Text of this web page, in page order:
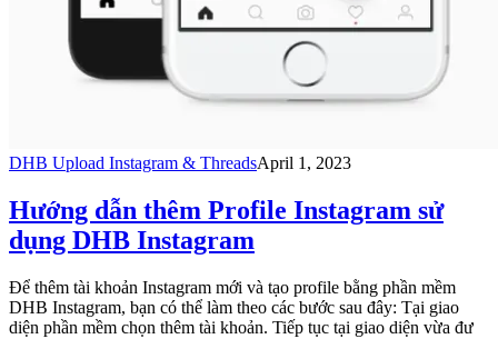
DHB Upload Instagram & ThreadsApril 1, 2023
Hướng dẫn thêm Profile Instagram sử
dụng DHB Instagram
Để thêm tài khoản Instagram mới và tạo profile bằng phần mềm
DHB Instagram, bạn có thể làm theo các bước sau đây: Tại giao
diện phần mềm chọn thêm tài khoản. Tiếp tục tại giao diện vừa đư